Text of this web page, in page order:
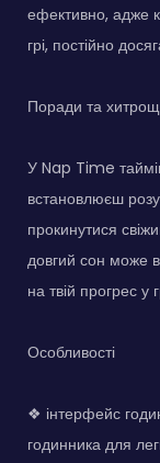
ефективно, адже
грі, постійно
Поради та
У Nap Time
встановлюєш
прокинутися
довгий сон може
на твій прогрес у
Особливості
❖ інтерфейс
годинника для